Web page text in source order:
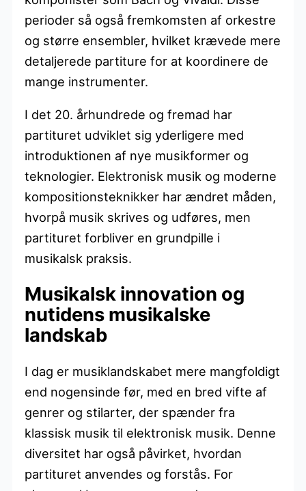
perioder så også fremkomsten af orkestre
og større ensembler, hvilket krævede mere
detaljerede partiture for at koordinere de
mange instrumenter.
I det 20. århundrede og fremad har
partituret udviklet sig yderligere med
introduktionen af nye musikformer og
teknologier. Elektronisk musik og moderne
kompositionsteknikker har ændret måden,
hvorpå musik skrives og udføres, men
partituret forbliver en grundpille i
musikalsk praksis.
Musikalsk innovation og
nutidens musikalske
landskab
I dag er musiklandskabet mere mangfoldigt
end nogensinde før, med en bred vifte af
genrer og stilarter, der spænder fra
klassisk musik til elektronisk musik. Denne
diversitet har også påvirket, hvordan
partituret anvendes og forstås. For